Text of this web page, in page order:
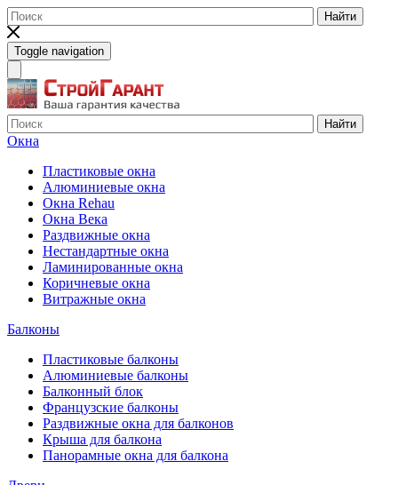
Найти
Toggle navigation
Найти
Окна
Пластиковые окна
Алюминиевые окна
Окна Rehau
Окна Века
Раздвижные окна
Нестандартные окна
Ламинированные окна
Коричневые окна
Витражные окна
Балконы
Пластиковые балконы
Алюминиевые балконы
Балконный блок
Французские балконы
Раздвижные окна для балконов
Крыша для балкона
Панорамные окна для балкона